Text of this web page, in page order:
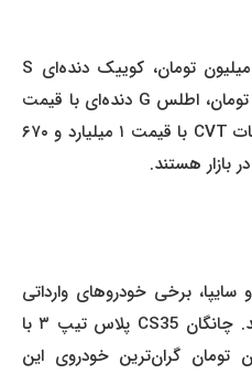
ساینا S دنده‌ای با قیمت ۸۵۰ میلیون تومان، کوییک دنده‌ای S
مدل ۱۴۰۴ با قیمت ۹۲۰ میلیون تومان، اطلس G دنده‌ای با قیمت
۱ میلیارد تومان و شاهین G اتومات CVT با قیمت ۱ میلیارد و ۶۷۰
هستند.
برخی خودروهای وارداتی
نیز در داخل کشور تولید می‌شوند. چانگان CS35 پلاس تیپ ۳ با
۸۰۰ میلیون تومان گران‌ترین خودروی این